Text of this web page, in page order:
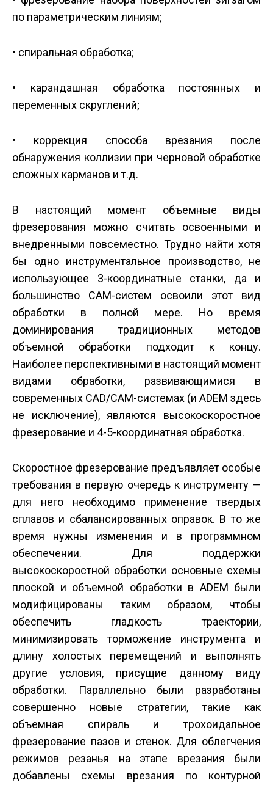
по параметрическим линиям;
• спиральная обработка;
• карандашная обработка постоянных и
переменных скруглений;
• коррекция способа врезания после
обнаружения коллизии при черновой обработке
сложных карманов и т.д.
В настоящий момент объемные виды
фрезерования можно считать освоенными и
внедренными повсеместно. Трудно найти хотя
бы одно инструментальное производство, не
использующее 3-координатные станки, да и
большинство CAM-систем освоили этот вид
обработки в полной мере. Но время
доминирования традиционных методов
объемной обработки подходит к концу.
Наиболее перспективными в настоящий момент
видами обработки, развивающимися в
современных CAD/CAM-системах (и ADEM здесь
не исключение), являются высокоскоростное
фрезерование и 4-5-координатная обработка.
Скоростное фрезерование предъявляет особые
требования в первую очередь к инструменту —
для него необходимо применение твердых
сплавов и сбалансированных оправок. В то же
время нужны изменения и в программном
обеспечении. Для поддержки
высокоскоростной обработки основные схемы
плоской и объемной обработки в ADEM были
модифицированы таким образом, чтобы
обеспечить гладкость траектории,
минимизировать торможение инструмента и
длину холостых перемещений и выполнять
другие условия, присущие данному виду
обработки. Параллельно были разработаны
совершенно новые стратегии, такие как
объемная спираль и трохоидальное
фрезерование пазов и стенок. Для облегчения
режимов резанья на этапе врезания были
добавлены схемы врезания по контурной